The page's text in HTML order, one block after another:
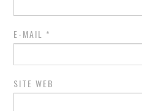
E-MAIL *
SITE WEB